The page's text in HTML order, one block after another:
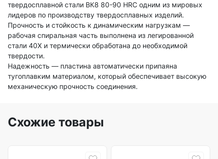
твердосплавной стали ВК8 80-90 HRC одним из мировых
лидеров по производству твердосплавных изделий.
Прочность и стойкость к динамическим нагрузкам —
рабочая спиральная часть выполнена из легированной
стали 40Х и термически обработана до необходимой
твердости.
Надежность — пластина автоматически припаяна
тугоплавким материалом, который обеспечивает высокую
механическую прочность соединения.
Схожие товары